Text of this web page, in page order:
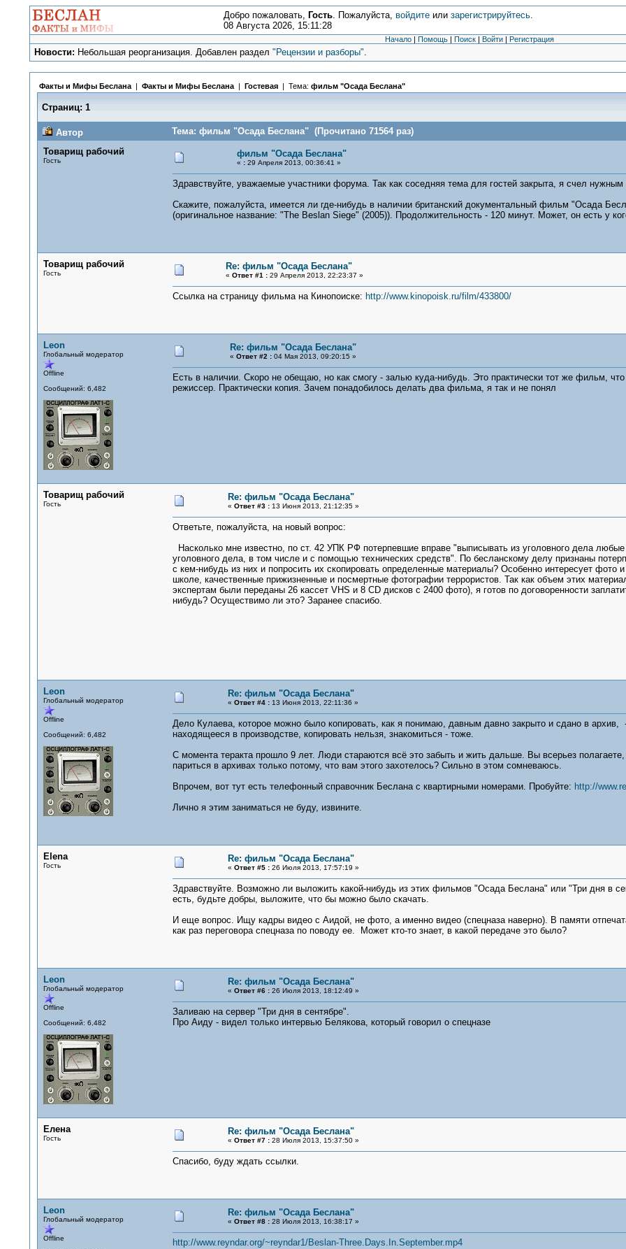
Добро пожаловать, Гость. Пожалуйста, войдитеили зарегистрируйтесь.
08 Августа 2026, 15:11:28
Начало | Помощь | Поиск | Войти | Регистрация
Новости: Небольшая реорганизация. Добавлен раздел"Рецензии и разборы".
Факты и Мифы Беслана| Факты и Мифы Беслана| Гостевая | Тема: фильм "Осада Беслана"
Страниц: 1
Автор
Тема: фильм "Осада Беслана" (Прочитано 71564 раз)
Товарищ рабочий
Гость
фильм "Осада Беслана"
« :29 Апреля 2013, 00:36:41 »
Здравствуйте, уважаемые участники форума. Так как соседняя тема для гостей закрыта, я счел
Скажите, пожалуйста, имеется ли где-нибудь в наличии британский документальный фильм "Осада
(оригинальное название: "The Beslan Siege" (2005)). Продолжительность - 120 минут. Может, он есть у
Товарищ рабочий
Гость
Re: фильм "Осада Беслана"
« Ответ #1 :29 Апреля 2013, 22:23:37 »
Ссылка на страницу фильма на Кинопоиске: http://www.kinopoisk.ru/film/433800/
Leon
Глобальный модератор
Offline
Сообщений: 6,482
Re: фильм "Осада Беслана"
« Ответ #2 :04 Мая 2013, 09:20:15 »
Есть в наличии. Скоро не обещаю, но как смогу - залью куда-нибудь. Это практически тот же фильм,
режиссер. Практически копия. Зачем понадобилось делать два фильма, я так и не понял
Товарищ рабочий
Гость
Re: фильм "Осада Беслана"
« Ответ #3 :13 Июня 2013, 21:12:35 »
Ответьте, пожалуйста, на новый вопрос:
Насколько мне известно, по ст. 42 УПК РФ потерпевшие вправе "выписывать из уголовного дела
уголовного дела, в том числе и с помощью технических средств". По бесланскому делу признаны
с кем-нибудь из них и попросить их скопировать определенные материалы? Особенно интересует фото
школе, качественные прижизненные и посмертные фотографии террористов. Так как объем этих
экспертам были переданы 26 кассет VHS и 8 CD дисков с 2400 фото), я готов по договоренности
нибудь? Осуществимо ли это? Заранее спасибо.
Leon
Глобальный модератор
Offline
Сообщений: 6,482
Re: фильм "Осада Беслана"
« Ответ #4 :13 Июня 2013, 22:11:36 »
Дело Кулаева, которое можно было копировать, как я понимаю, давным давно закрыто и сдано в
находящееся в производстве, копировать нельзя, знакомиться - тоже.
С момента теракта прошло 9 лет. Люди стараются всё это забыть и жить дальше. Вы всерьез
париться в архивах только потому, что вам этого захотелось? Сильно в этом сомневаюсь.
Впрочем, вот тут есть телефонный справочник Беслана с квартирными номерами. Пробуйте: http://
Лично я этим заниматься не буду, извините.
Elena
Гость
Re: фильм "Осада Беслана"
« Ответ #5 :26 Июля 2013, 17:57:19 »
Здравствуйте. Возможно ли выложить какой-нибудь из этих фильмов "Осада Беслана" или "Три дня в
есть, будьте добры, выложите, что бы можно было скачать.
И еще вопрос. Ищу кадры видео с Аидой, не фото, а именно видео (спецназа наверно). В памяти
как раз переговора спецназа по поводу ее. Может кто-то знает, в какой передаче это было?
Leon
Глобальный модератор
Offline
Сообщений: 6,482
Re: фильм "Осада Беслана"
« Ответ #6 :26 Июля 2013, 18:12:49 »
Заливаю на сервер "Три дня в сентябре".
Про Аиду - видел только интервью Белякова, который говорил о спецназе
Елена
Гость
Re: фильм "Осада Беслана"
« Ответ #7 :28 Июля 2013, 15:37:50 »
Спасибо, буду ждать ссылки.
Leon
Глобальный модератор
Offline
Re: фильм "Осада Беслана"
« Ответ #8 :28 Июля 2013, 16:38:17 »
http://www.reyndar.org/~reyndar1/Beslan-Three.Days.In.September.mp4